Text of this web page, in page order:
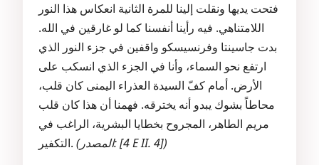
فتحت يديها ونقلت إلينا للمرة الثانية انعكاس هذا النور
اللامتناهي. فيه رأينا أنفسنا كما لو غارقين في الله.
بدت جاسينتا وفرنسيسكو واقفين في جزء النور الذي
ارتفع نحو السماء، وأنا في الجزء الذي انسكب على
الأرض. أمام كفّ السيدة العذراء اليمنى كان قلب،
محاطاً بشوك يبدو أنه يخترقه. فهمنا أن هذا كان قلب
مريم الطاهر، المجروح بخطايا البشرية، الراغب في
التكفير.
(المصدر: [4 E II. 4])